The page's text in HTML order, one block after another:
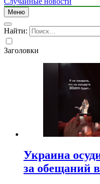
Меню
Найти:
Заголовки
Украина
за обещаний